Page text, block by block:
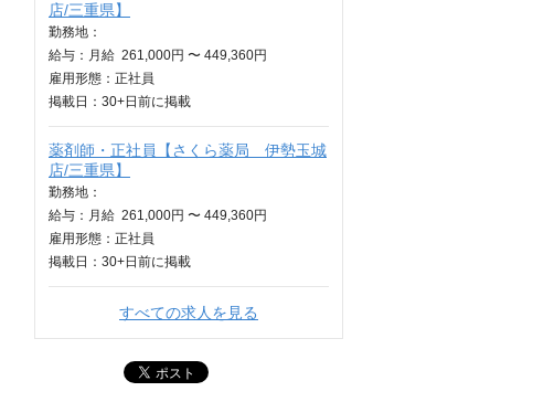
店/三重県】
勤務地：
給与： 月給 261,000円 〜 449,360円
雇用形態：正社員
掲載日： 30+日 前に掲載
薬剤師・正社員【さくら薬局 伊勢玉城
店/三重県】
勤務地：
給与： 月給 261,000円 〜 449,360円
雇用形態：正社員
掲載日： 30+日 前に掲載
すべての求人を見る